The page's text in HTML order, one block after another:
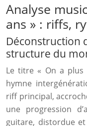
Analyse
ans » : riffs,
Déconstruction
structure du
Le titre « On a plus
hymne
riff principal,
une progression
guitare, distordue